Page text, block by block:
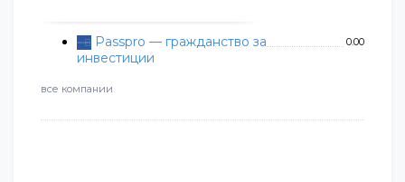
Passpro — гражданство за
инвестиции
0.00
все компании